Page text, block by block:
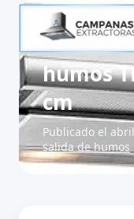
Análisis
humos
cm
Publicado el
salida de humos